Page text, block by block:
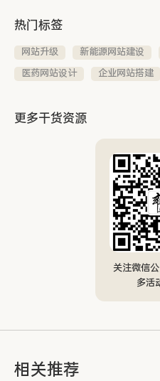
热门标签
网站升级 新能源网站建设
医药网站设计
企业网站搭建
更多干货资源
关注微信
多活
相关推荐